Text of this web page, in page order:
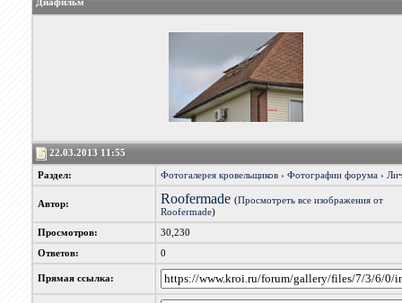
Диафильм
22.03.2013 11:55
Раздел: Фотогалерея кровельщиков› Фотографии форума›
Автор: Roofermade (Просмотреть все изображения от
Roofermade)
Просмотров: 30,230
Ответов: 0
Прямая ссылка: